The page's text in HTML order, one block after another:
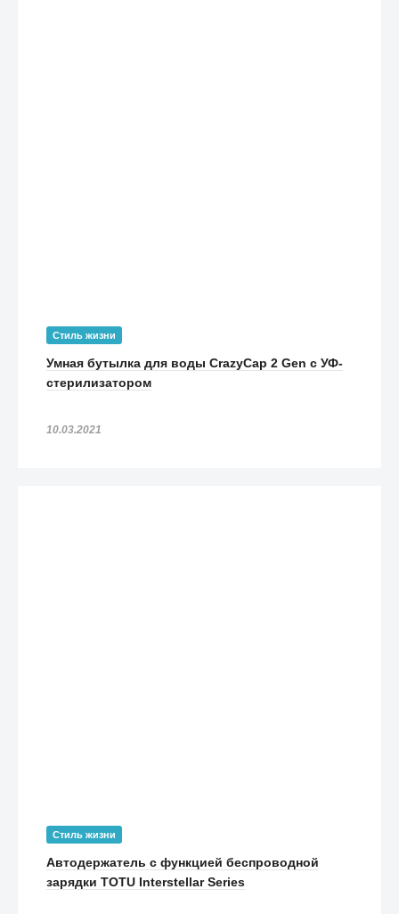
Стиль жизни
Умная бутылка для воды CrazyCap 2 Gen с УФ-
стерилизатором
10.03.2021
Стиль жизни
Автодержатель с функцией беспроводной
зарядки TOTU Interstellar Series